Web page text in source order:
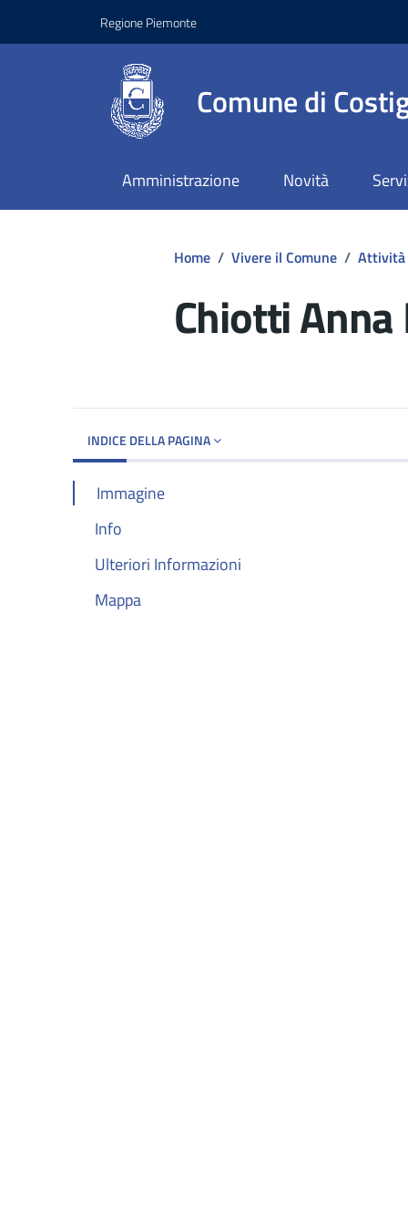
Regione Piemonte
Comune di
Amministrazione Novità
Home / Vivere il Comune / Attività
Chiotti
INDICE DELLA PAGINA
Immagine
Info
Ulteriori Informazioni
Mappa